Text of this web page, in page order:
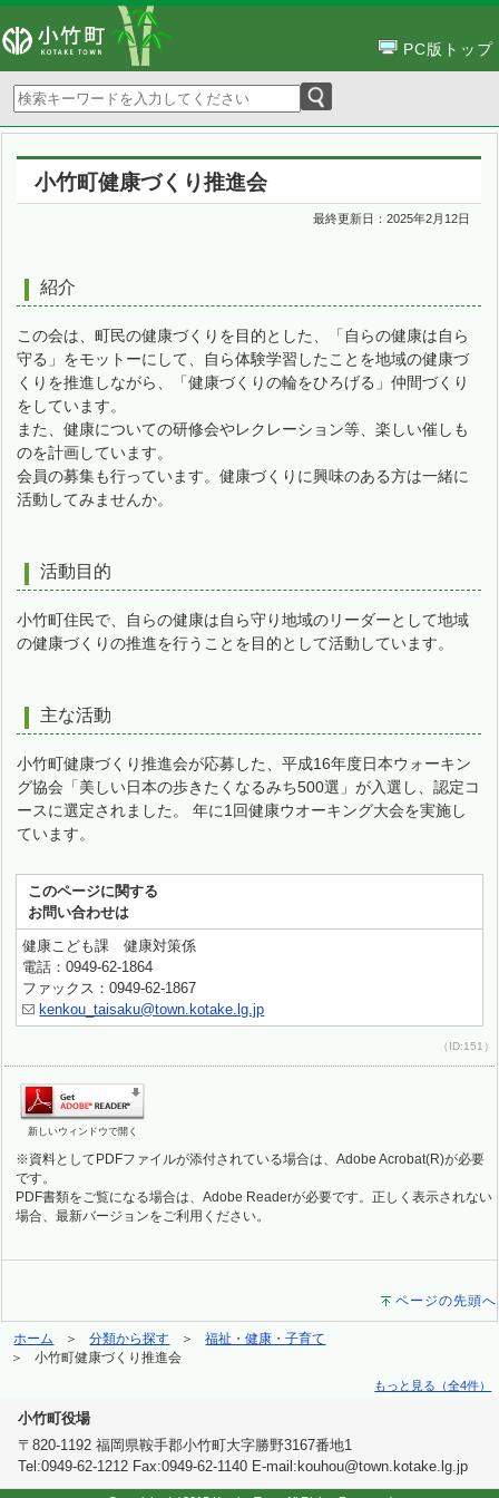
PC版トップ
小竹町健康づくり推進会
最終更新日：2025年2月12日
紹介
この会は、町民の健康づくりを目的とした、「自らの健康は自ら
守る」をモットーにして、自ら体験学習したことを地域の健康づ
くりを推進しながら、「健康づくりの輪をひろげる」仲間づくり
をしています。
また、健康についての研修会やレクレーション等、楽しい催しも
のを計画しています。
会員の募集も行っています。健康づくりに興味のある方は一緒に
活動してみませんか。
活動目的
小竹町住民で、自らの健康は自ら守り地域のリーダーとして地域
の健康づくりの推進を行うことを目的として活動しています。
主な活動
小竹町健康づくり推進会が応募した、平成16年度日本ウォーキン
グ協会「美しい日本の歩きたくなるみち500選」が入選し、認定コ
ースに選定されました。 年に1回健康ウオーキング大会を実施し
ています。
このページに関する
お問い合わせは
健康こども課 健康対策係
電話：0949-62-1864
ファックス：0949-62-1867
kenkou_taisaku@town.kotake.lg.jp
（ID:151）
新しいウィンドウで開く
※資料としてPDFファイルが添付されている場合は、Adobe Acrobat(R)が必要
です。
PDF書類をご覧になる場合は、Adobe Readerが必要です。正しく表示されない
場合、最新バージョンをご利用ください。
ページの先頭へ
ホーム 分類から探す
福祉・健康・子育て
小竹町健康づくり推進会
もっと見る（全4件）
小竹町役場
〒820-1192 福岡県鞍手郡小竹町大字勝野3167番地1
Tel:0949-62-1212 Fax:0949-62-1140 E-mail:kouhou@town.kotake.lg.jp